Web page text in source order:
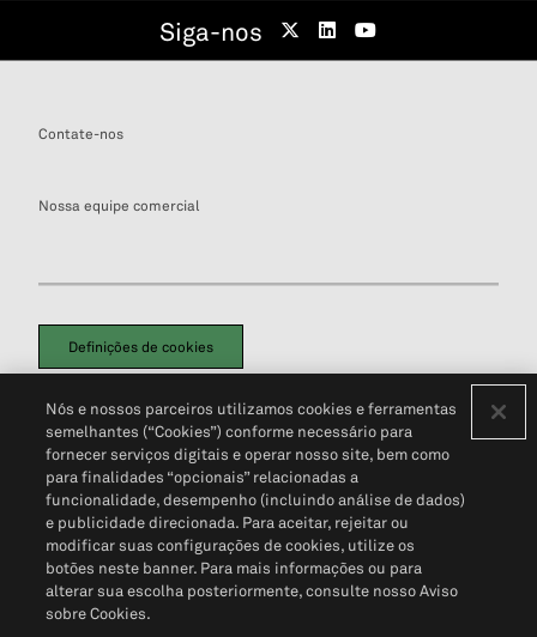
Siga-nos
Contate-nos
Nossa equipe comercial
Definições de cookies
Política de PrivacidadePortal de privacidade do cliente (em inglês)
Não Venda Minhas Informações Pessoais© 2026 S&P Global
Nós e nossos parceiros utilizamos cookies e ferramentas
semelhantes (“Cookies”) conforme necessário para
fornecer serviços digitais e operar nosso site, bem como
para finalidades “opcionais” relacionadas a
funcionalidade, desempenho (incluindo análise de dados)
e publicidade direcionada. Para aceitar, rejeitar ou
modificar suas configurações de cookies, utilize os
botões neste banner. Para mais informações ou para
alterar sua escolha posteriormente, consulte nosso Aviso
sobre Cookies.